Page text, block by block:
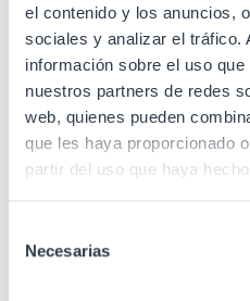
el contenido y los anuncios,
sociales y analizar el tráfico.
información sobre el uso
nuestros partners de redes
web, quienes pueden
que les haya proporcionado
partir del uso que haya
Necesarias
Esta colaboración pone
compromiso de TIS en
apoyo e impulso al
digitalización de las Pymes
permitiéndoles a su vez
reactivación económica.